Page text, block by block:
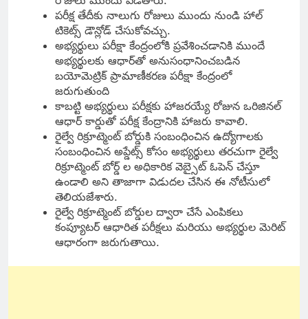
పరీక్ష తేదీకు నాలుగు రోజులు ముందు నుండి హాల్
టికెట్స్ డౌన్లోడ్ చేసుకోవచ్చు.
అభ్యర్థులు పరీక్షా కేంద్రంలోకి ప్రవేశించడానికి ముందే
అభ్యర్థులకు ఆధార్‌తో అనుసంధానించబడిన
బయోమెట్రిక్ ప్రామాణీకరణ పరీక్షా కేంద్రంలో
జరుగుతుంది
కాబట్టి అభ్యర్థులు పరీక్షకు హాజరయ్యే రోజున ఒరిజినల్
ఆధార్ కార్డుతో పరీక్ష కేంద్రానికి హాజరు కావాలి.
రైల్వే రిక్రూట్మెంట్ బోర్డుకి సంబంధించిన ఉద్యోగాలకు
సంబంధించిన అప్డేట్స్ కోసం అభ్యర్థులు తరచుగా రైల్వే
రిక్రూట్మెంట్ బోర్డ్ ల అధికారిక వెబ్సైట్ ఓపెన్ చేస్తూ
ఉండాలి అని తాజాగా విడుదల చేసిన ఈ నోటీసులో
తెలియజేశారు.
రైల్వే రిక్రూట్మెంట్ బోర్డుల ద్వారా చేసే ఎంపికలు
కంప్యూటర్ ఆధారిత పరీక్షలు మరియు అభ్యర్థుల మెరిట్
ఆధారంగా జరుగుతాయి.